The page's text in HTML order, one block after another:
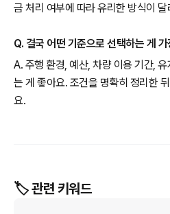
금 처리 여부에 따라 유리한 방식이
Q. 결국 어떤 기준으로 선택하는 게
A. 주행 환경, 예산, 차량 이용 기간,
는 게 좋아요. 조건을 명확히 정리한
요.
🏷️ 관련 키워드